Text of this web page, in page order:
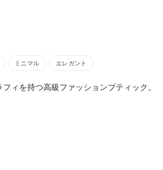
ミニマル エレガント
ィを持つ高級ファッションブティック。